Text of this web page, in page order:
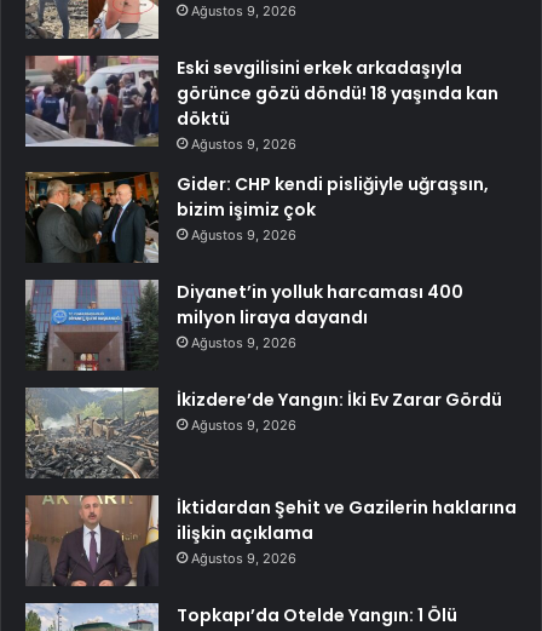
Ağustos 9, 2026
Eski sevgilisini erkek arkadaşıyla
görünce gözü döndü! 18 yaşında kan
döktü
Ağustos 9, 2026
Gider: CHP kendi pisliğiyle uğraşsın,
bizim işimiz çok
Ağustos 9, 2026
Diyanet’in yolluk harcaması 400
milyon liraya dayandı
Ağustos 9, 2026
İkizdere’de Yangın: İki Ev Zarar Gördü
Ağustos 9, 2026
İktidardan Şehit ve Gazilerin haklarına
ilişkin açıklama
Ağustos 9, 2026
Topkapı’da Otelde Yangın: 1 Ölü